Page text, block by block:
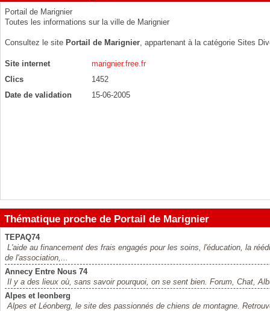
Portail de Marignier
Toutes les informations sur la ville de Marignier
Consultez le site Portail de Marignier, appartenant à la catégorie Sites
Site internet
marignier.free.fr
Clics
1452
Date de validation
15-06-2005
Thématique proche de Portail de Marignier
TEPAQ74
L'aide au financement des frais engagés pour les soins, l'éducation, la
de l'association,...
Annecy Entre Nous 74
Il y a des lieux où, sans savoir pourquoi, on se sent bien. Forum, Chat,
Alpes et leonberg
Alpes et Léonberg, le site des passionnés de chiens de montagne.